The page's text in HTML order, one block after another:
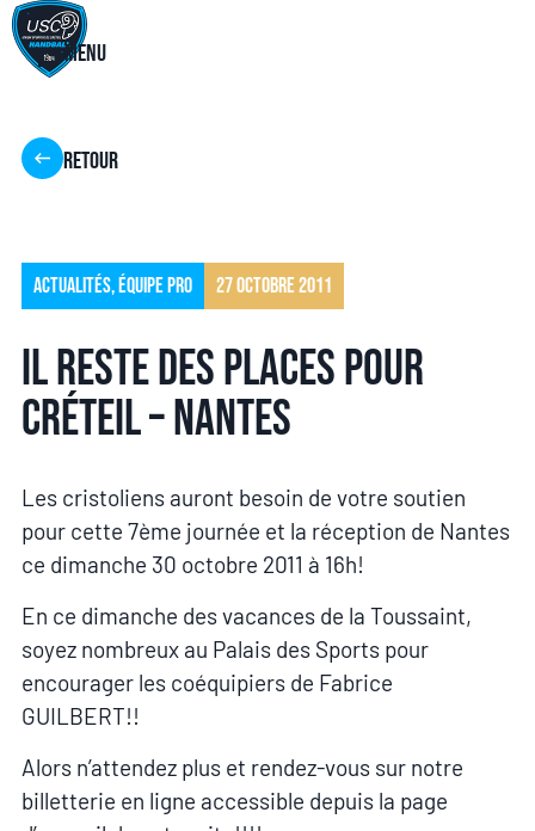
Menu
Retour
Actualités, Équipe pro 27 octobre 2011
Il reste des places pour
Créteil – Nantes
Les cristoliens auront besoin de votre soutien
pour cette 7ème journée et la réception de Nantes
ce dimanche 30 octobre 2011 à 16h!
En ce dimanche des vacances de la Toussaint,
soyez nombreux au Palais des Sports pour
encourager les coéquipiers de Fabrice
GUILBERT!!
Alors n’attendez plus et rendez-vous sur notre
billetterie en ligne accessible depuis la page